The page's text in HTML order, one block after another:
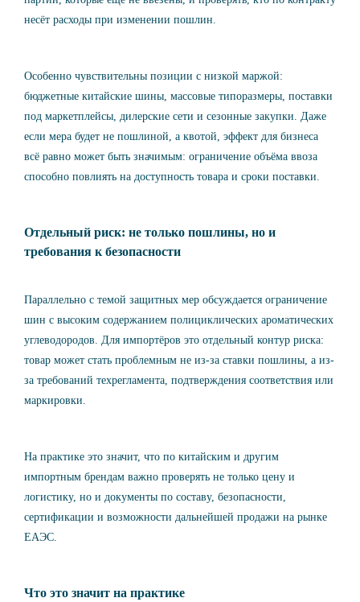
несёт расходы при изменении пошлин.
Особенно чувствительны позиции с низкой маржой:
бюджетные китайские шины, массовые типоразмеры, поставки
под маркетплейсы, дилерские сети и сезонные закупки. Даже
если мера будет не пошлиной, а квотой, эффект для бизнеса
всё равно может быть значимым: ограничение объёма ввоза
способно повлиять на доступность товара и сроки поставки.
Отдельный риск: не только пошлины, но и
требования к безопасности
Параллельно с темой защитных мер обсуждается ограничение
шин с высоким содержанием полициклических ароматических
углеводородов. Для импортёров это отдельный контур риска:
товар может стать проблемным не из-за ставки пошлины, а из-
за требований техрегламента, подтверждения соответствия или
маркировки.
На практике это значит, что по китайским и другим
импортным брендам важно проверять не только цену и
логистику, но и документы по составу, безопасности,
сертификации и возможности дальнейшей продажи на рынке
ЕАЭС.
Что это значит на практике